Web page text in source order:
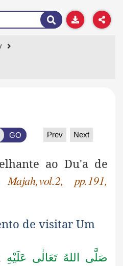
GO Prev Next
ao Du'a de
pp.191,
de visitar Um
صَلَّى اللهُ تَعَالٰى عَلَيْهِ